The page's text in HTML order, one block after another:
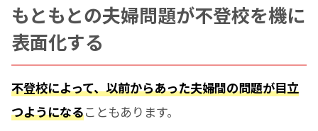
もともとの夫婦問題が不登校を機に
表面化する
不登校によって、以前からあった夫婦間の問題が目立
つようになることもあります。